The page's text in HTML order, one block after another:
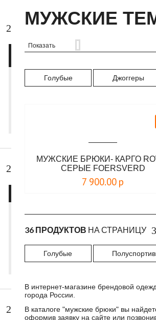
МУЖСКИЕ
Показать
Голубые Джоггеры
МУЖСКИЕ БРЮКИ- КАРГО
СЕРЫЕ FOERSVERD
7 900.00 р
36 ПРОДУКТОВ НА СТРАНИЦУ
Голубые
В интернет-магазине брендовой
города России.
В каталоге "мужские брюки" вы
оформив заявку на сайте или